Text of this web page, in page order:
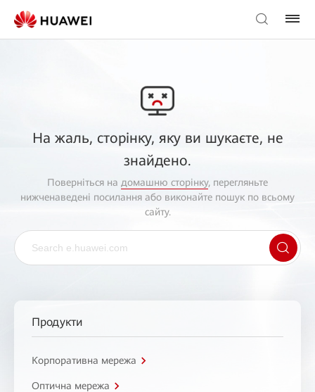
На жаль, сторінку, яку ви шукаєте, не
знайдено.
Поверніться на домашню сторінку, перегляньте
нижченаведені посилання або виконайте пошук по всьому
сайту.
Продукти
Корпоративна мережа
Оптична мережа